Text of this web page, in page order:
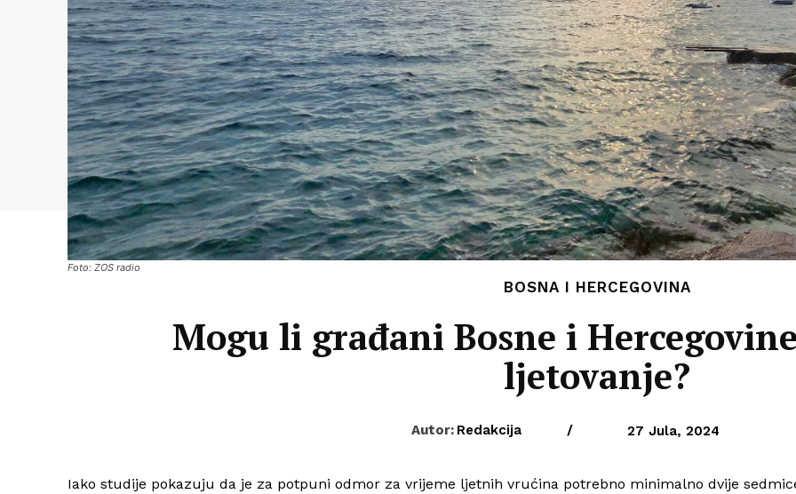
Foto: ZOS radio
BOSNA I HERCEGOVINA
Mogu li građani Bosne i
ljetovanje?
Autor: Redakcija / 27 Jula, 2024
Iako studije pokazuju da je za potpuni odmor za vrijeme ljetnih vrućina potrebno minimalno dvije